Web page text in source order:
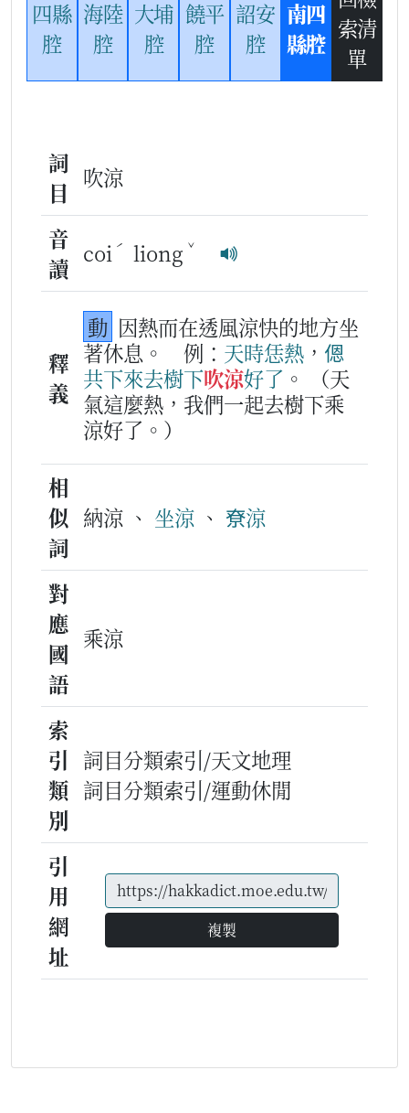
四縣
腔
海陸
腔
大埔
腔
饒平
腔
詔安
腔
南四
縣腔
索清
單
詞
目
吹涼
音
讀
coi ˊ liong ˇ
釋
義
動 因熱而在透風涼快的地方坐
著休息。
例： 天時恁熱 ， 𫣆
共下來去樹下吹涼好了 。
（天
氣這麼熱，我們一起去樹下乘
涼好了。）
相
似
詞
納涼 、 坐涼 、 尞涼
對
應
國
語
乘涼
索
引
類
別
詞目分類索引/天文地理
詞目分類索引/運動休閒
引
用
網
址
複製